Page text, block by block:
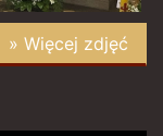
» Więcej zdjęć